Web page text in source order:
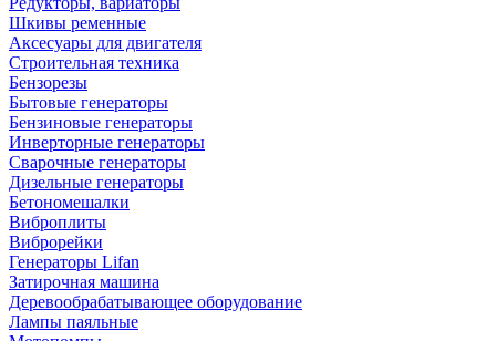
Шкивы ременные
Аксесуары для двигателя
Строительная техника
Бензорезы
Бытовые генераторы
Бензиновые генераторы
Инверторные генераторы
Сварочные генераторы
Дизельные генераторы
Бетономешалки
Виброплиты
Виброрейки
Генераторы Lifan
Затирочная машина
Деревообрабатывающее оборудование
Лампы паяльные